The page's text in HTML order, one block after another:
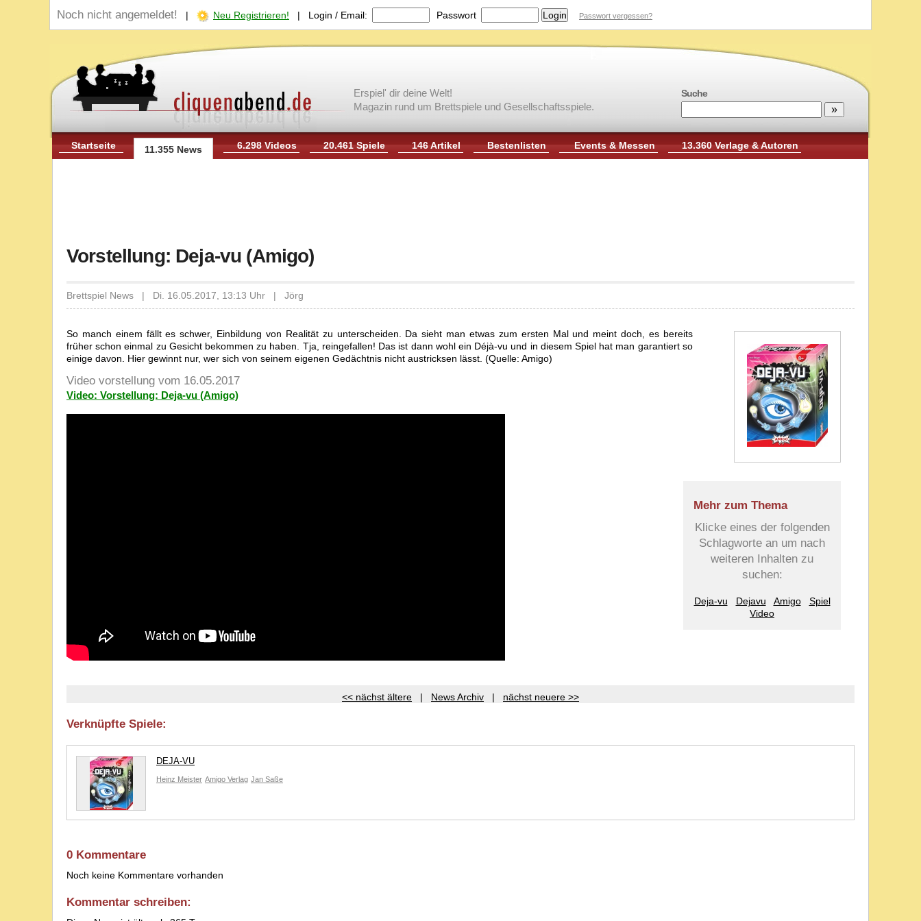
Noch nicht angemeldet! | Neu Registrieren! | Login / Email: Passwort Passwort vergessen?
Suche
Erspiel' dir deine Welt!
Magazin rund um Brettspiele und Gesellschaftsspiele.
Startseite 11.355 News 6.298 Videos 20.461 Spiele 146 Artikel Bestenlisten Events & Messen 13.360 Verlage & Autoren
Vorstellung: Deja-vu (Amigo)
Brettspiel News | Di. 16.05.2017, 13:13 Uhr | Jörg
Mehr zum Thema
Klicke eines der folgenden
Schlagworte an um nach
weiteren Inhalten zu
suchen:
Deja-vu Dejavu Amigo
Spiel
Video
So manch einem fällt es schwer, Einbildung von Realität zu unterscheiden. Da sieht man etwas zum ersten Mal und meint doch, es bereits
früher schon einmal zu Gesicht bekommen zu haben. Tja, reingefallen! Das ist dann wohl ein Déjà-vu und in diesem Spiel hat man garantiert so
einige davon. Hier gewinnt nur, wer sich von seinem eigenen Gedächtnis nicht austricksen lässt. (Quelle: Amigo)
Video vorstellung vom 16.05.2017
Video: Vorstellung: Deja-vu (Amigo)
<< nächst ältere | News Archiv | nächst neuere >>
Verknüpfte Spiele:
DEJA-VU
Heinz Meister Amigo Verlag Jan Saße
0 Kommentare
Noch keine Kommentare vorhanden
Kommentar schreiben: